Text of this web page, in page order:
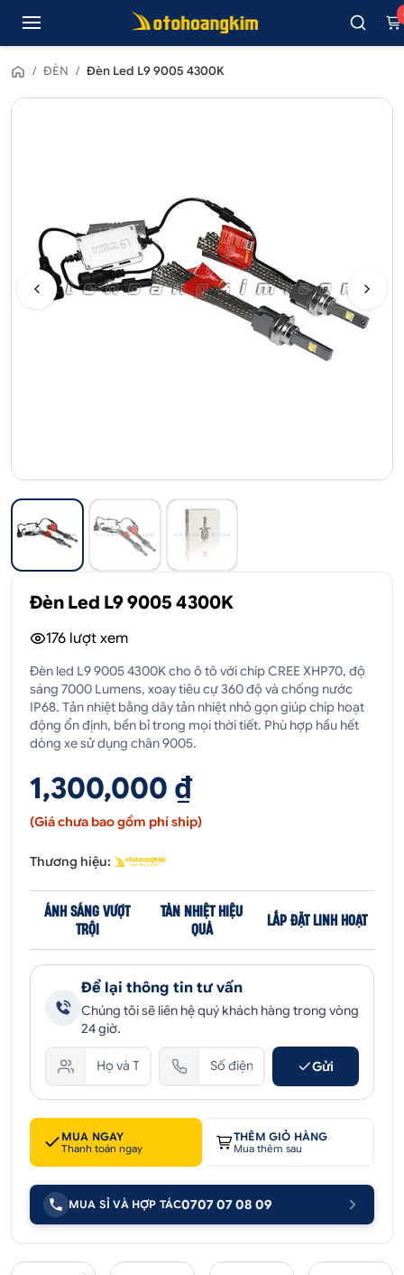
/ ĐÈN / Đèn Led L9 9005 4300K
Đèn Led L9 9005 4300K
176 lượt xem
Đèn led L9 9005 4300K cho ô tô với chip CREE XHP70, độ
sáng 7000 Lumens, xoay tiêu cự 360 độ và chống nước
IP68. Tản nhiệt bằng dây tản nhiệt nhỏ gọn giúp chip hoạt
động ổn định, bền bỉ trong mọi thời tiết. Phù hợp hầu hết
dòng xe sử dụng chân 9005.
1,300,000 ₫
(Giá chưa bao gồm phí ship)
Thương hiệu:
ÁNH SÁNG VƯỢT
TRỘI
TẢN NHIỆT HIỆU
QUẢ
LẮP ĐẶT LINH HOẠT
Để lại thông tin tư vấn
Chúng tôi sẽ liên hệ quý khách hàng trong vòng
24 giờ.
Gửi
MUA NGAY
Thanh toán ngay
THÊM GIỎ HÀNG
Mua thêm sau
MUA SỈ VÀ HỢP TÁC0707 07 08 09